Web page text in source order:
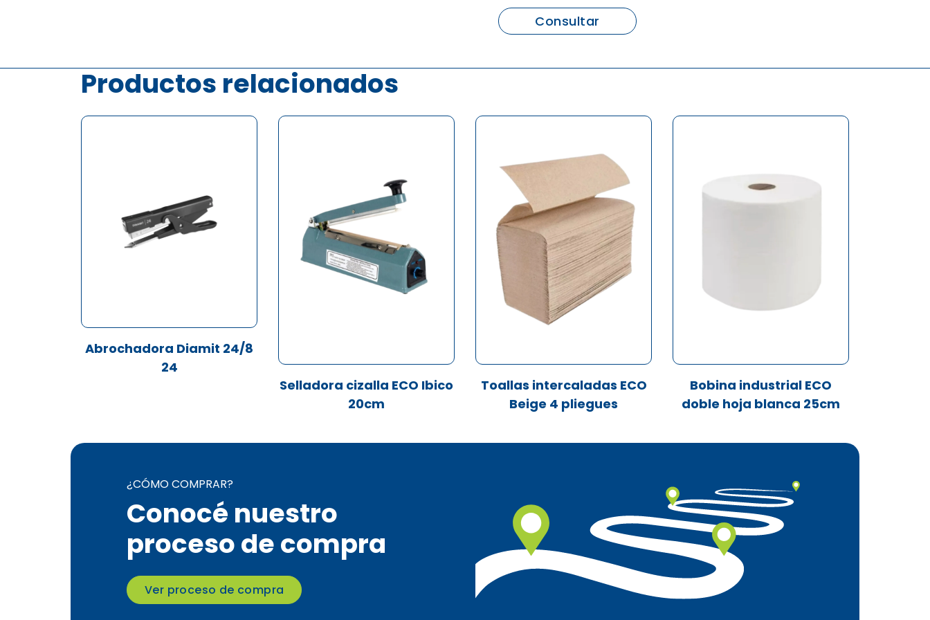
Consultar
Productos relacionados
Abrochadora Diamit 24/8
24
Selladora cizalla ECO Ibico
20cm
Toallas intercaladas ECO
Beige 4 pliegues
Bobina industrial ECO
doble hoja blanca 25cm
¿CÓMO COMPRAR?
Conocé nuestro
proceso de compra
Ver proceso de compra